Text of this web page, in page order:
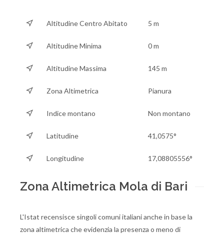
Altitudine Centro Abitato 5 m
Altitudine Minima 0 m
Altitudine Massima 145 m
Zona Altimetrica Pianura
Indice montano Non montano
Latitudine 41,0575°
Longitudine 17,08805556°
Zona Altimetrica Mola di Bari
L'Istat recensisce singoli comuni italiani anche in base la
zona altimetrica che evidenzia la presenza o meno di